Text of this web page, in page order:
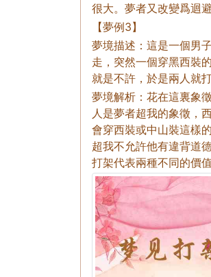
很大。夢者又改變爲迴
【夢例3】
夢境描述：這是一個男
走，突然一個穿黑西裝
就是不許，於是兩人就
夢境解析：花在這裏象
人是夢者超我的象徵，
會穿西裝或中山裝這樣
超我不允許他有違背道
打架代表兩種不同的價